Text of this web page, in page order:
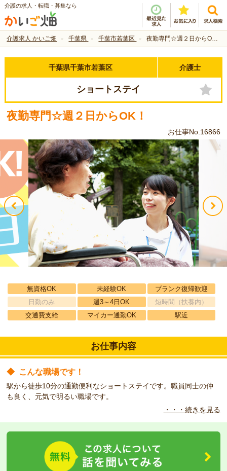
介護の求人・転職・募集なら
介護求人 かいご畑 千葉県 千葉市若葉区 夜勤専門☆週２日からOK！
千葉県千葉市若葉区 介護士
ショートステイ
夜勤専門☆週２日からOK！
お仕事No.16866
無資格OK 未経験OK
ブランク復帰歓迎
日勤のみ
週3～4日OK
短時間（扶養内）
交通費支給
マイカー通勤OK 駅近
お仕事内容
◆ こんな職場です！
駅から徒歩10分の通勤便利なショートステイです。職員同士の仲
も良く、元気で明るい職場です。
・・・続きを見る